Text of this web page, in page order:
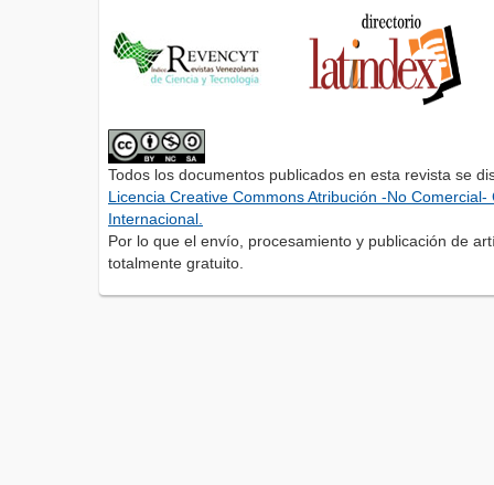
Todos los documentos publicados en esta revista se
Licencia Creative Commons Atribución -No
Internacional.
Por lo que el envío, procesamiento y publicación de
totalmente gratuito.